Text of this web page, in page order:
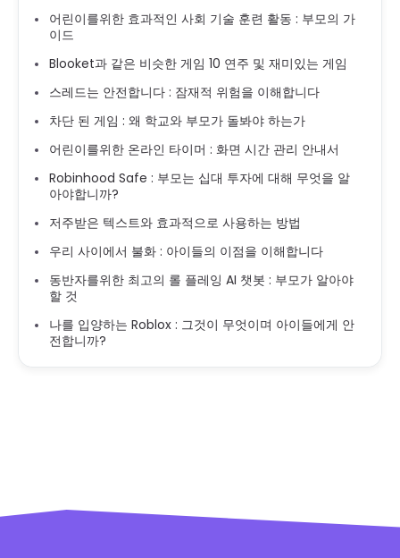
어린이를위한 효과적인 사회 기술 훈련 활동 : 부모의 가
이드
Blooket과 같은 비슷한 게임 10 연주 및 재미있는 게임
스레드는 안전합니다 : 잠재적 위험을 이해합니다
차단 된 게임 : 왜 학교와 부모가 돌봐야 하는가
어린이를위한 온라인 타이머 : 화면 시간 관리 안내서
Robinhood Safe : 부모는 십대 투자에 대해 무엇을 알
아야합니까?
저주받은 텍스트와 효과적으로 사용하는 방법
우리 사이에서 불화 : 아이들의 이점을 이해합니다
동반자를위한 최고의 롤 플레잉 AI 챗봇 : 부모가 알아야
할 것
나를 입양하는 Roblox : 그것이 무엇이며 아이들에게 안
전합니까?